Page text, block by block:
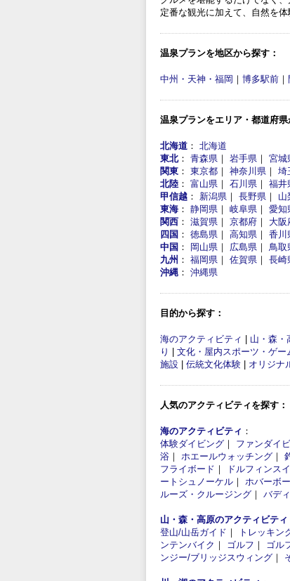
定番な観光に加えて、自然を
温泉プランを地区から探す：
中州・天神・福岡 ｜ 博多駅前 ｜
温泉プランをエリア・都道府県
北海道 ： 北海道
東北： 青森県 ｜ 岩手県 ｜ 宮城
関東 ： 東京都 ｜ 神奈川県 ｜ 埼
北陸 ： 富山県 ｜ 石川県 ｜ 福井
甲信越 ： 新潟県 ｜ 長野県 ｜ 山
東海 ： 静岡県 ｜ 岐阜県 ｜ 愛知
関西 ： 滋賀県 ｜ 京都府 ｜ 大阪
四国 ： 徳島県 ｜ 高知県 ｜ 香川
中国 ： 岡山県 ｜ 広島県 ｜ 鳥取
九州 ： 福岡県 ｜ 佐賀県 ｜ 長崎
沖縄 ： 沖縄県
目的から探す：
海のアクティビティ 山・森・
り
文化・屋内スポーツ・ゲー
施設
伝統文化体験 オリジナ
人気のアクティビティを探す：
海のアクティビティ ：
体験ダイビング ｜ ファンダイ
浴 ｜ ホエールウォッチング ｜
フライボード ｜ ドルフィンス
ートシュノーケル ｜ ホバーボ
ルーズ・クルージング ｜ バデ
山・森・高原のアクティビティ
登山/山岳ガイド ｜ トレッキン
ンテンバイク ｜ ゴルフ ｜ ゴル
ンジー/ブリッジスウィング ｜